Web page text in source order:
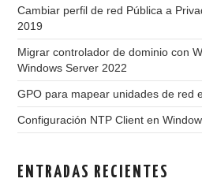
Cambiar perfil de red Pública a
2019
Migrar controlador de dominio con
Windows Server 2022
GPO para mapear unidades de red
Configuración NTP Client en
ENTRADAS RECIENTES